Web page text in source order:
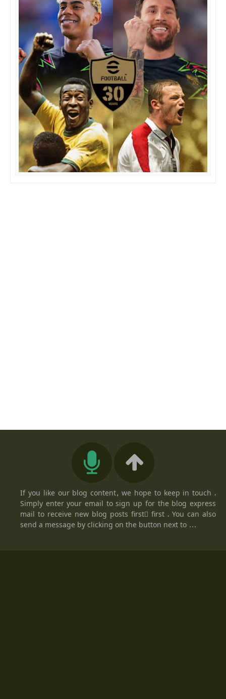
If you like our blog content, we hope to keep in touch ،
Simply enter your email to sign up for the blog express
mail to receive new blog posts firstً first ، You can also
send a message by clicking on the button next to ...